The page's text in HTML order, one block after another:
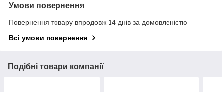
Умови повернення
Повернення товару впродовж 14 днів за домовленістю
Всі умови повернення
Подібні товари компанії